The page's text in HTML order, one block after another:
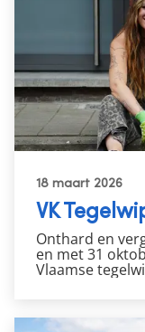
VK
18 maart 2026
Onthard en
en met 31
Vlaamse